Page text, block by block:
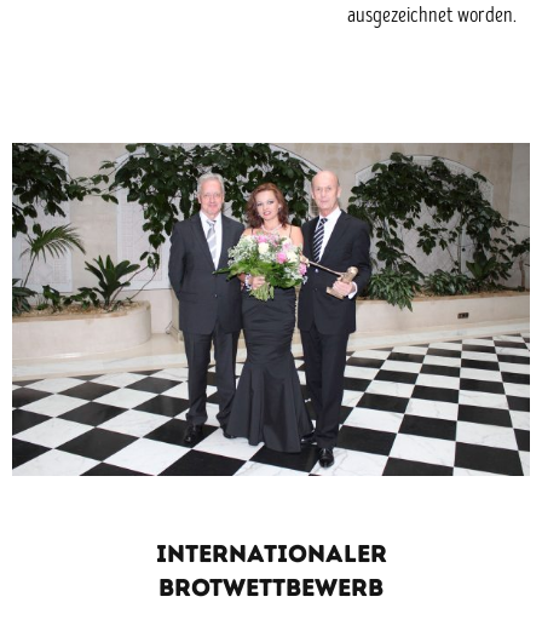
ausgezeichnet worden.
INTERNATIONALER
BROTWETTBEWERB